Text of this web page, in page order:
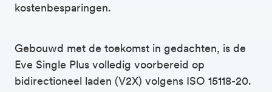
kostenbesparingen.
Gebouwd met de toekomst in gedachten, is de
Eve Single Plus volledig voorbereid op
bidirectioneel laden (V2X) volgens ISO 15118-20.